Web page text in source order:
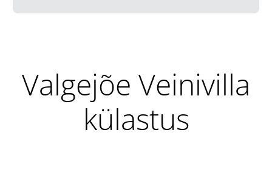
Valgejõe Veinivilla
külastus